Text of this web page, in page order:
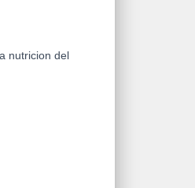
nutricion del